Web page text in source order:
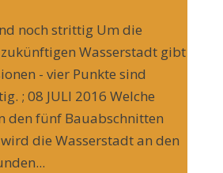
noch strittig Um die
Wasserstadt gibt
- vier Punkte sind
; 08 JULI 2016 Welche
den fünf Bauabschnitten
die Wasserstadt an den